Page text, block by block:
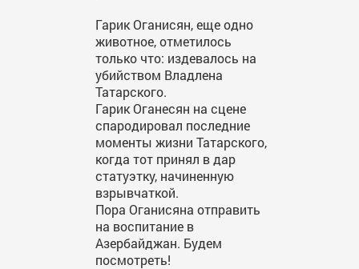
Гарик Оганисян, еще одно
животное, отметилось
только что: издевалось на
убийством Владлена
Татарского.
Гарик Оганесян на сцене
спародировал последние
моменты жизни Татарского,
когда тот принял в дар
статуэтку, начиненную
взрывчаткой.
Пора Оганисяна отправить
на воспитание в
Азербайджан. Будем
посмотреть!